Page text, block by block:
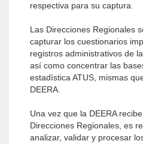
respectiva para su captura.
Las Direcciones Regionales
capturar los cuestionarios
registros administrativos de
así como concentrar las
estadística ATUS, mismas
DEERA.
Una vez que la DEERA
Direcciones Regionales, es
analizar, validar y procesar